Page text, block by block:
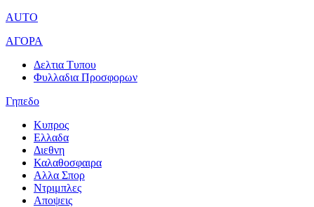
AUTO
ΑΓΟΡΑ
Δελτια Τυπου
Φυλλαδια Προσφορων
Γηπεδο
Κυπρος
Ελλαδα
Διεθνη
Καλαθοσφαιρα
Αλλα Σπορ
Ντριμπλες
Αποψεις